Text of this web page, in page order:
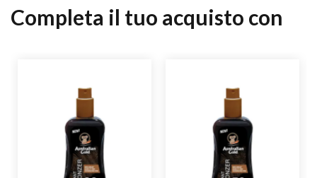
Completa il tuo acquisto con